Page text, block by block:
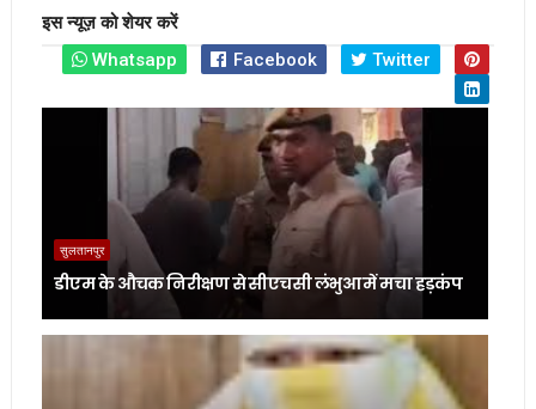
इस न्यूज़ को शेयर करें
Whatsapp
Facebook Twitter
सुलतानपुर
डीएम के औचक निरीक्षण से सीएचसी लंभुआ में मचा हड़कंप